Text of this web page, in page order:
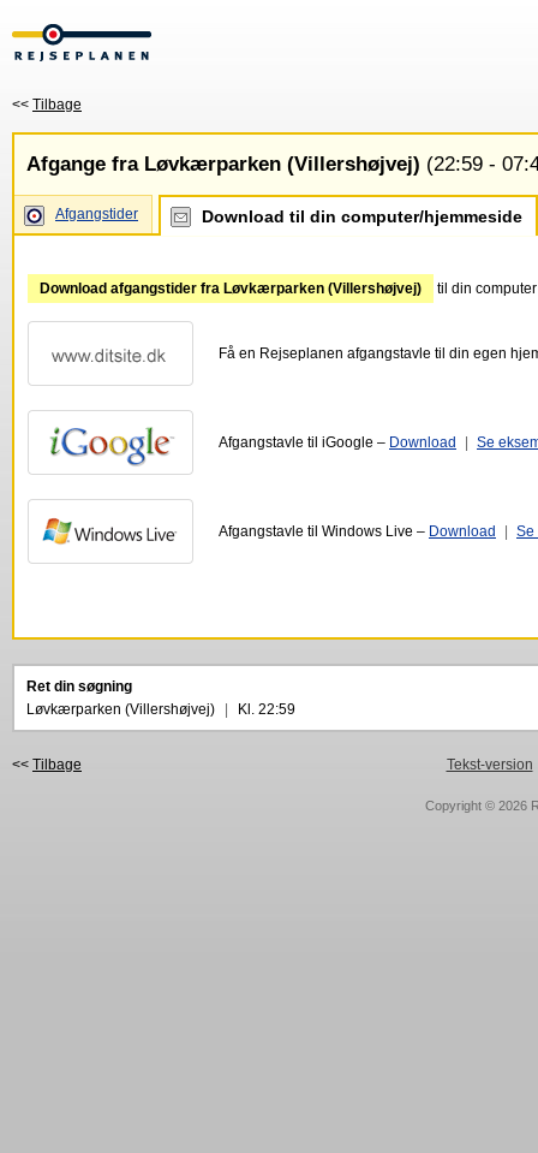
<< Tilbage
Afgange fra Løvkærparken (Villershøjvej) (22:59 -
Afgangstider Download til din computer/hjemmeside
Download afgangstider fra Løvkærparken (Villershøjvej) til din
Få en Rejseplanen afgangstavle til din egen
Afgangstavle til iGoogle – Download Se
Afgangstavle til Windows Live – Download Se
Ret din søgning
Løvkærparken (Villershøjvej)
Kl. 22:59
<< Tilbage Tekst-version
Copyright © 2026